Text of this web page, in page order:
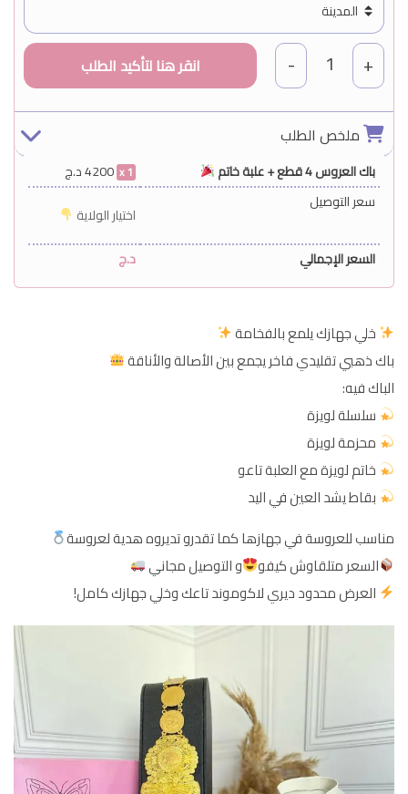
+
1
-
ملخص الطلب
باك العروس 4 قطع + علبة خاتم 1
4200د.ج
سعر التوصيل
اختيار الولاية
السعر الإجمالي
د.ج
خلي جهازك يلمع بالفخامة
باك ذهبي تقليدي فاخر يجمع بين الأصالة والأناقة
الباك فيه:
سلسلة لويزة
محزمة لويزة
خاتم لويزة مع العلبة تاعو
بقاط يشد العين في اليد
مناسب للعروسة في جهازها كما تقدرو تديروه هدية لعروسة
السعر متلقاوش كيفو
و التوصيل مجاني
العرض محدود ديري لاكوموند تاعك وخلي جهازك كامل!